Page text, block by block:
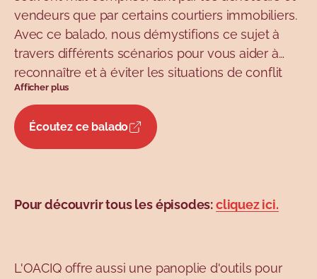
vendeurs que par certains courtiers immobiliers.
Avec ce balado, nous démystifions ce sujet à
travers différents scénarios pour vous aider à
reconnaître et à éviter les situations de conflit
d’intérêts ou d’apparence de conflit d’intérêts.
Afficher plus
Écoutez ce balado
Pour découvrir tous les épisodes:cliquez ici.
L'OACIQ offre aussi une panoplie d'outils pour